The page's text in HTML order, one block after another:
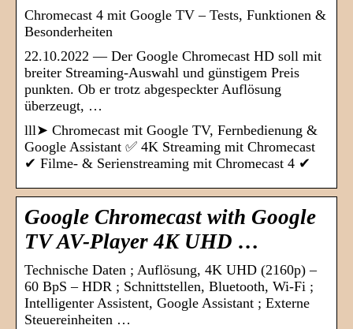
Chromecast 4 mit Google TV – Tests, Funktionen &
Besonderheiten
22.10.2022 — Der Google Chromecast HD soll mit
breiter Streaming-Auswahl und günstigem Preis
punkten. Ob er trotz abgespeckter Auflösung
überzeugt, …
lll➤ Chromecast mit Google TV, Fernbedienung &
Google Assistant ✅ 4K Streaming mit Chromecast
✔ Filme- & Serienstreaming mit Chromecast 4 ✔
Google Chromecast with Google
TV AV-Player 4K UHD …
Technische Daten ; Auflösung, 4K UHD (2160p) –
60 BpS – HDR ; Schnittstellen, Bluetooth, Wi-Fi ;
Intelligenter Assistent, Google Assistant ; Externe
Steuereinheiten …